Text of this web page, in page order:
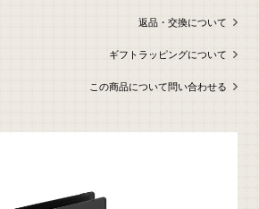
返品・交換について
ギフトラッピングについて
この商品について問い合わせる